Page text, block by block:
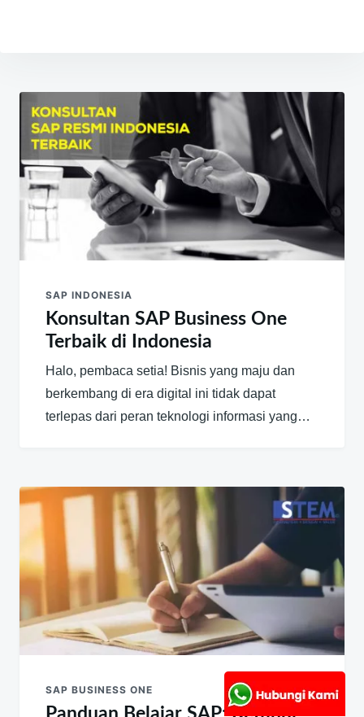
Navigasi
pos
SAP INDONESIA
Konsultan SAP Business One
Terbaik di Indonesia
Halo, pembaca setia! Bisnis yang maju dan
berkembang di era digital ini tidak dapat
terlepas dari peran teknologi informasi yang…
SAP BUSINESS ONE